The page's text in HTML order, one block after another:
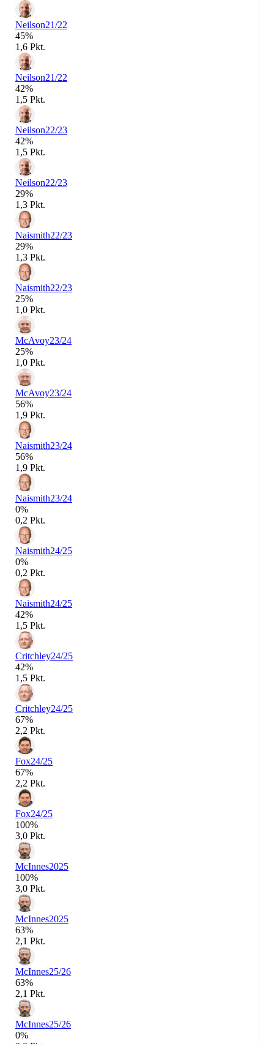
Neilson21/22
45%
1,6 Pkt.
Neilson21/22
42%
1,5 Pkt.
Neilson22/23
42%
1,5 Pkt.
Neilson22/23
29%
1,3 Pkt.
Naismith22/23
29%
1,3 Pkt.
Naismith22/23
25%
1,0 Pkt.
McAvoy23/24
25%
1,0 Pkt.
McAvoy23/24
56%
1,9 Pkt.
Naismith23/24
56%
1,9 Pkt.
Naismith23/24
0%
0,2 Pkt.
Naismith24/25
0%
0,2 Pkt.
Naismith24/25
42%
1,5 Pkt.
Critchley24/25
42%
1,5 Pkt.
Critchley24/25
67%
2,2 Pkt.
Fox24/25
67%
2,2 Pkt.
Fox24/25
100%
3,0 Pkt.
McInnes2025
100%
3,0 Pkt.
McInnes2025
63%
2,1 Pkt.
McInnes25/26
63%
2,1 Pkt.
McInnes25/26
0%